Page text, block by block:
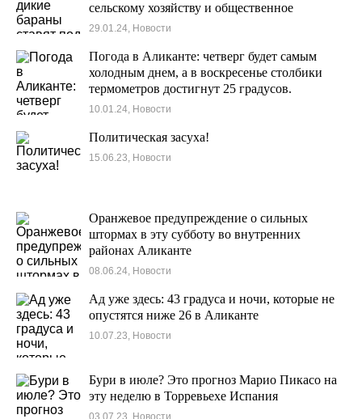
сельскому хозяйству и общественное
беспокойство
29.01.24, Новости
Погода в Аликанте: четверг будет самым
холодным днем, а в воскресенье столбики
термометров достигнут 25 градусов.
10.01.24, Новости
Политическая засуха!
15.06.23, Новости
Оранжевое предупреждение о сильных
штормах в эту субботу во внутренних
районах Аликанте
08.06.24, Новости
Ад уже здесь: 43 градуса и ночи, которые не
опустятся ниже 26 в Аликанте
10.07.23, Новости
Бури в июле? Это прогноз Марио Пикасо на
эту неделю в Торревьехе Испания
03.07.23, Новости